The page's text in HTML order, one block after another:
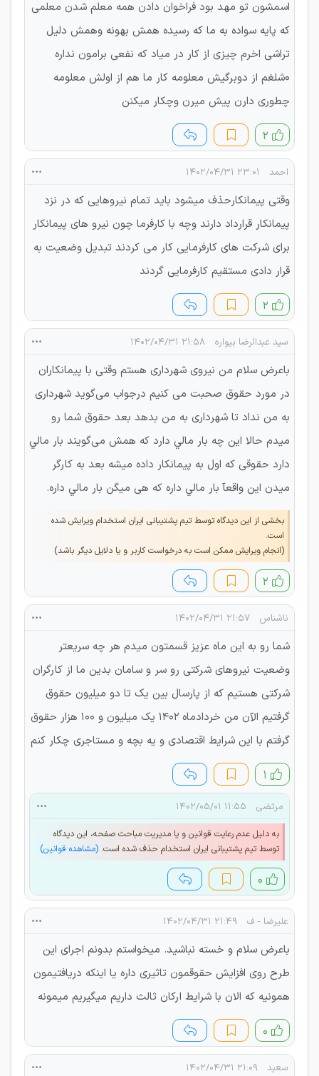
اسمشون تو مهد بود فراخوان دادن همه معلم شدن معلمی
که پایه سواده به ما که رسیده همش بهونه وهمش دلیل
تراشی اخرم چیزی از کار در میاد که نفعی برامون نداره
۰شلغم از دوبرگیش معلومه کار ما هم از اولش معلومه
چطوری دارن پیش میرن وچکار میکنن
۲
احمد ۲۳:۰۱ ۱۴۰۲/۰۴/۳۱
وقتی پیمانکارحذف میشود باید تمام نیروهایی که در نزد
پیمانکار قرارداد دارند وچه با کارفرما چون نیرو های پیمانکار
برای شرکت های کارفرمایی کار می کردند تبدیل وضعیت به
قرار دادی مستقیم کارفرمایی گردند
۲
سید عبدالرضا بیواره ۲۱:۵۸ ۱۴۰۲/۰۴/۳۱
باعرض سلام من نیروی شهرداری هستم وقتی با پیمانکاران
در مورد حقوق صحبت می کنیم درجواب می‌گوید شهرداری
به من نداد تا شهرداری به من بدهد بعد حقوق شما رو
میدم حالا این چه بار مالي دارد که همش می‌گویند بار مالي
دارد حقوقی که اول به پیمانکار داده میشه بعد به کارگر
میدن این واقعآ بار مالي داره که هی میگن بار مالي داره.
بخشی از این دیدگاه توسط تیم پشتیبانی ایران استخدام ویرایش شده
است.
(انجام ویرایش ممکن است به درخواست کاربر و یا دلایل دیگر باشد)
۲
ناشناس ۲۱:۵۷ ۱۴۰۲/۰۴/۳۱
شما رو به این ماه عزیز قسمتون میدم هر چه سریعتر
وضعیت نیروهای شرکتی رو سر و سامان بدین ما از کارگران
شرکتی هستیم که از پارسال بین یک تا دو میلیون حقوق
گرفتیم الآن من خردادماه ۱۴۰۲ یک میلیون و ۱۰۰ هزار حقوق
گرفتم با این شرایط اقتصادی و یه بچه و مستاجری چکار کنم
۱
مرتضی ۱۱:۵۵ ۱۴۰۲/۰۵/۰۱
به دلیل عدم رعایت قوانین و یا مدیریت مباحث صفحه، این دیدگاه
توسط تیم پشتیبانی ایران استخدام حذف شده است. (مشاهده قوانین)
۰
علیرضا - ف ۲۱:۴۹ ۱۴۰۲/۰۴/۳۱
باعرض سلام و خسته نباشید. میخواستم بدونم اجرای این
طرح روی افزایش حقوقمون تاثیری داره یا اینکه دریافتیمون
همونیه که الان با شرایط ارکان ثالث داریم میگیریم میمونه
۰
سعید ۲۱:۰۹ ۱۴۰۲/۰۴/۳۱